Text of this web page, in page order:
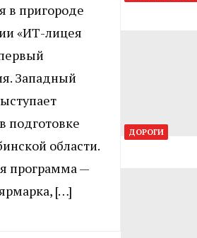
в пригороде
«ИТ-лицея
Западный
подготовке
области.
программа —
[…]
ДОРОГИ